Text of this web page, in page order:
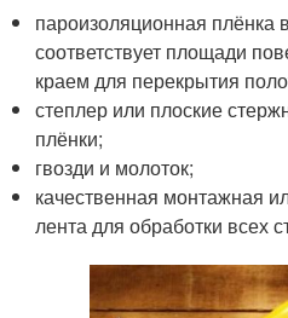
пароизоляционная плёнка
соответствует площади
краем для перекрытия
степлер или плоские
плёнки;
гвозди и молоток;
качественная монтажная
лента для обработки всех